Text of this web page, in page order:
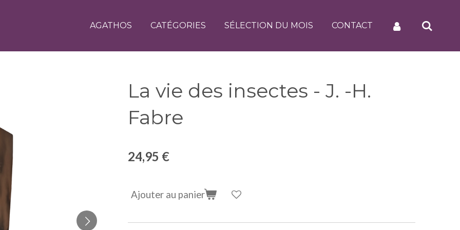
AGATHOS CATÉGORIES SÉLECTION DU MOIS CONTACT
La vie des insectes - J. -H.
Fabre
24,95 €
Ajouter au panier